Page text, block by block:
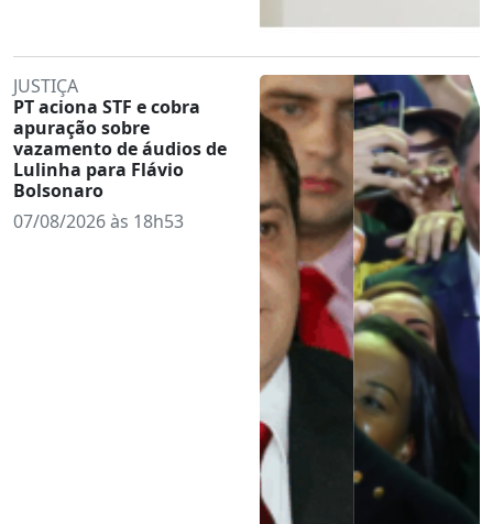
JUSTIÇA
PT aciona STF e cobra
apuração sobre
vazamento de áudios de
Lulinha para Flávio
Bolsonaro
07/08/2026 às 18h53